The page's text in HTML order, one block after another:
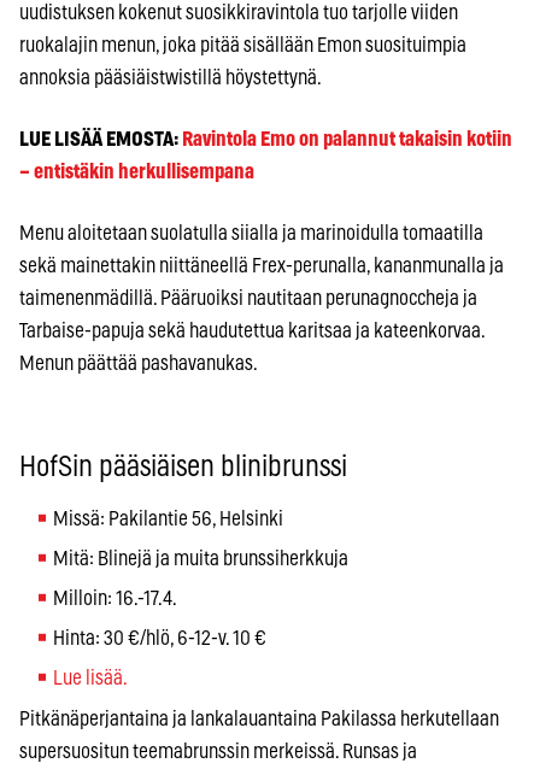
uudistuksen kokenut suosikkiravintola tuo tarjolle viiden
ruokalajin menun, joka pitää sisällään Emon suosituimpia
annoksia pääsiäistwistillä höystettynä.
LUE LISÄÄ EMOSTA: Ravintola Emo on palannut takaisin kotiin
– entistäkin herkullisempana
Menu aloitetaan suolatulla siialla ja marinoidulla tomaatilla
sekä mainettakin niittäneellä Frex-perunalla, kananmunalla ja
taimenenmädillä. Pääruoiksi nautitaan perunagnoccheja ja
Tarbaise-papuja sekä haudutettua karitsaa ja kateenkorvaa.
Menun päättää pashavanukas.
HofSin pääsiäisen blinibrunssi
Missä: Pakilantie 56, Helsinki
Mitä: Blinejä ja muita brunssiherkkuja
Milloin: 16.-17.4.
Hinta: 30 €/hlö, 6-12-v. 10 €
Lue lisää.
Pitkänäperjantaina ja lankalauantaina Pakilassa herkutellaan
supersuositun teemabrunssin merkeissä. Runsas ja